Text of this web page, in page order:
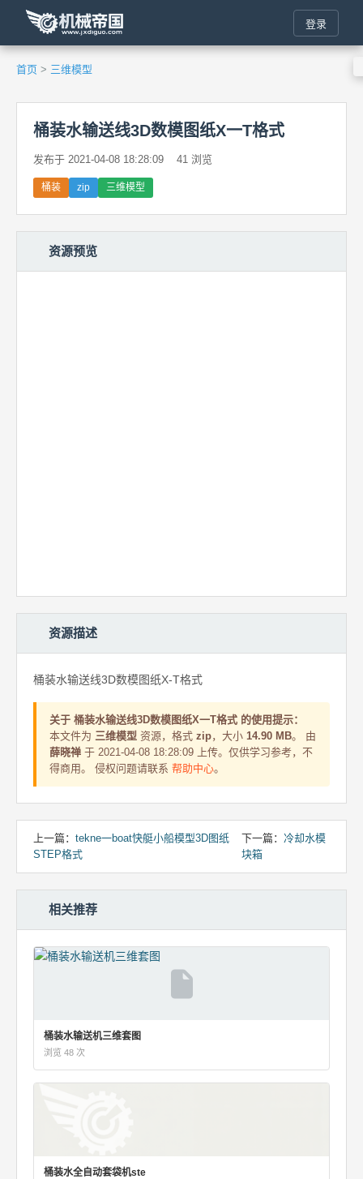
登录
首页 > 三维模型
桶装水输送线3D数模图纸X一T格式
发布于 2021-04-08 18:28:09 41 浏览
桶装 zip 三维模型
资源预览
资源描述
桶装水输送线3D数模图纸X-T格式
关于 桶装水输送线3D数模图纸X一T格式 的使用提示：
本文件为 三维模型 资源，格式 zip，大小 14.90 MB。 由
薛晓禅 于 2021-04-08 18:28:09 上传。仅供学习参考，不
得商用。 侵权问题请联系 帮助中心。
上一篇： tekne一boat快艇小船模型3D图纸
STEP格式
下一篇：冷却水模
块箱
相关推荐
桶装水输送机三维套图
浏览 48 次
桶装水全自动套袋机ste